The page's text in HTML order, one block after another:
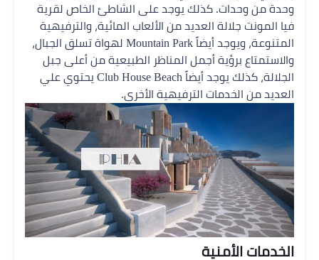
وحدة من وحدات. كذلك يوجد على الشاطئ الخاص لقرية
فيا المونت جلالة العديد من الألعاب المائية، والترفيهية
المتنوعة، ويوجد أيضاً Mountain Park لهواة تسلق الجبال،
والاستمتاع برؤية أجمل المناظر الطبيعية من أعلى جبل
الجلالة، كذلك يوجد أيضاً Club House Beach يحتوي علي
العديد من الخدمات الترفيهية الأخرى.
الخدمات الأمنية